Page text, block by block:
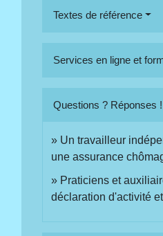
Textes de référence
Services en ligne et
Questions ? Réponses !
Un travailleur
une assurance
Praticiens et
déclaration d'activité